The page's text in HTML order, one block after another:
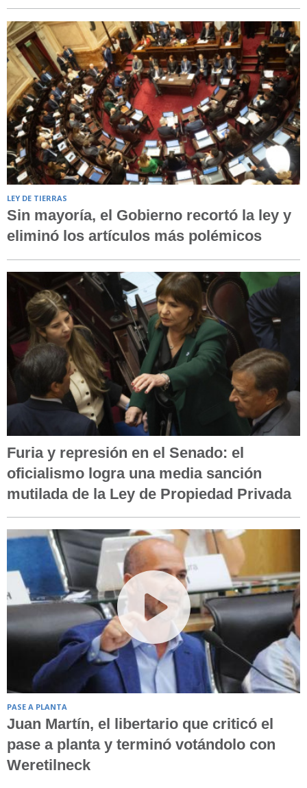
LEY DE TIERRAS
Sin mayoría, el Gobierno recortó la ley y
eliminó los artículos más polémicos
Furia y represión en el Senado: el
oficialismo logra una media sanción
mutilada de la Ley de Propiedad Privada
PASE A PLANTA
Juan Martín, el libertario que criticó el
pase a planta y terminó votándolo con
Weretilneck